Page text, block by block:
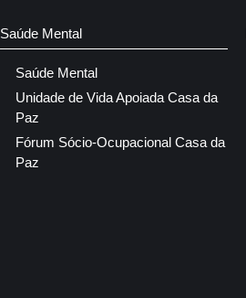
Saúde Mental
Saúde Mental
Unidade de Vida Apoiada Casa da
Paz
Fórum Sócio-Ocupacional Casa da
Paz